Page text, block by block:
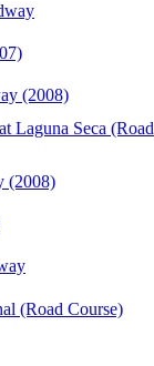
(2008)
Laguna Seca (Road
(2008)
(Road Course)